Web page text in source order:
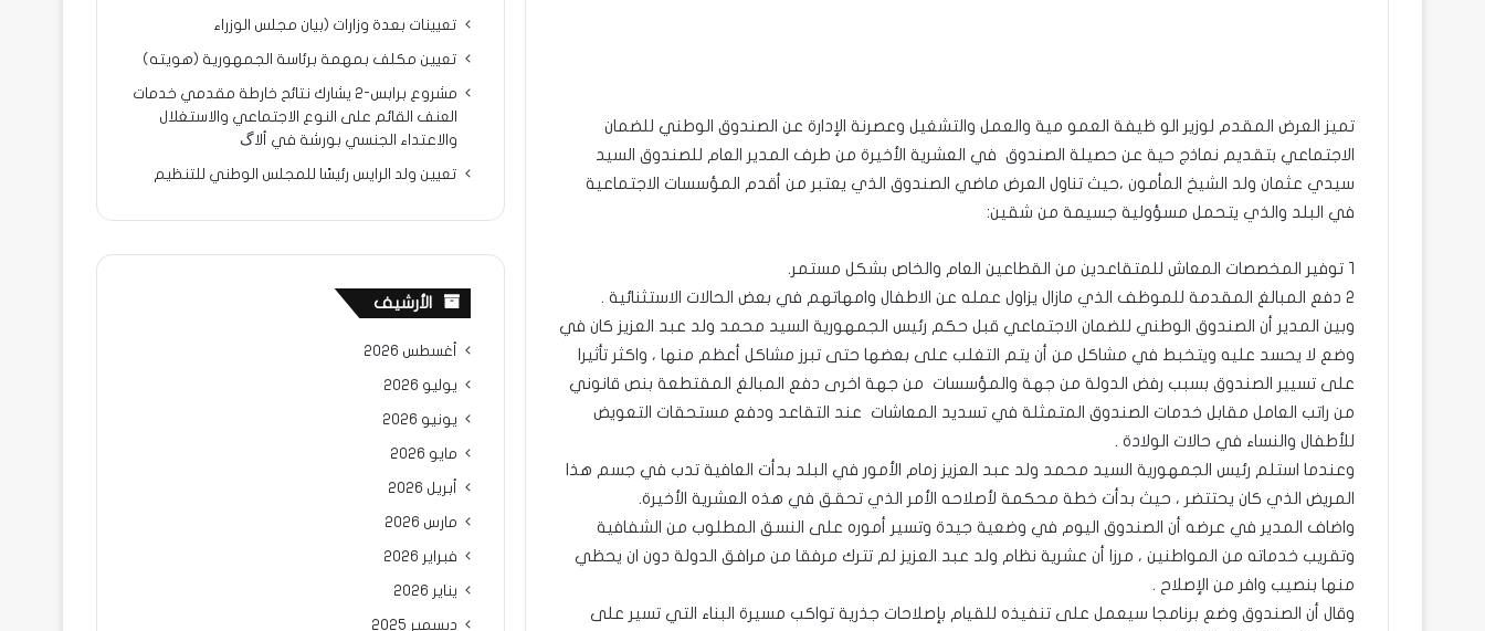
تميز العرض المقدم لوزير الو ظيفة العمو مية والعمل والتشغيل وعصرنة الإدارة عن الصندوق الوطني للضمان
الاجتماعي بتقديم نماذج حية عن حصيلة الصندوق في العشرية الأخيرة من طرف المدير العام للصندوق السيد
سيدي عثمان ولد الشيخ المأمون ،حيث تناول العرض ماضي الصندوق الذي يعتبر من أقدم المؤسسات الاجتماعية
في البلد والذي يتحمل مسؤولية جسيمة من شقين:
١ توفير المخصصات المعاش للمتقاعدين من القطاعين العام والخاص بشكل مستمر.
٢ دفع المبالغ المقدمة للموظف الذي مازال يزاول عمله عن الاطفال وامهاتهم في بعض الحالات الاستثنائية .
وبين المدير أن الصندوق الوطني للضمان الاجتماعي قبل حكم رئيس الجمهورية السيد محمد ولد عبد العزيز كان في
وضع لا يحسد عليه ويتخبط في مشاكل من أن يتم التغلب على بعضها حتى تبرز مشاكل أعظم منها ، واكثر تأثيرا
على تسيير الصندوق بسبب رفض الدولة من جهة والمؤسسات من جهة اخرى دفع المبالغ المقتطعة بنص قانوني
من راتب العامل مقابل خدمات الصندوق المتمثلة في تسديد المعاشات عند التقاعد ودفع مستحقات التعويض
للأطفال والنساء في حالات الولادة .
وعندما استلم رئيس الجمهورية السيد محمد ولد عبد العزيز زمام الأمور في البلد بدأت العافية تدب في جسم هذا
المريض الذي كان يحتتضر ، حيث بدأت خطة محكمة لأصلاحه الأمر الذي تحقق في هذه العشرية الأخيرة.
واضاف المدير في عرضه أن الصندوق اليوم في وضعية جيدة وتسير أموره على النسق المطلوب من الشفافية
وتقريب خدماته من المواطنين ، مرزا أن عشرية نظام ولد عبد العزيز لم تترك مرفقا من مرافق الدولة دون ان يحظي
منها بنصيب وافر من الإصلاح .
وقال أن الصندوق وضع برنامجا سيعمل على تنفيذه للقيام بإصلاحات جذرية تواكب مسيرة البناء التي تسير على
تعيينات بعدة وزارات (بيان مجلس الوزراء
تعيين مكلف بمهمة برئاسة الجمهورية (هويته)
مشروع برابس-2 يشارك نتائح خارطة مقدمي خدمات
العنف القائم على النوع الاجتماعي والاستغلال
والاعتداء الجنسي بورشة في ألاگ
تعيين ولد الرايس رئيسًا للمجلس الوطني للتنظيم
الأرشيف
أغسطس 2026
يوليو 2026
يونيو 2026
مايو 2026
أبريل 2026
مارس 2026
فبراير 2026
يناير 2026
ديسمبر 2025